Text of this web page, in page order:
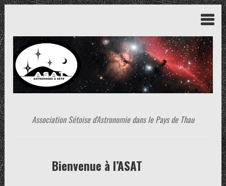
Association Sétoise d'Astronomie dans le Pays de Thau
Bienvenue à l’ASAT